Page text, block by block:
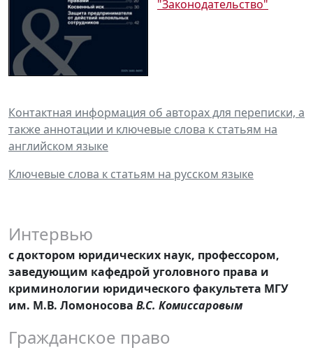
"Законодательство"
Контактная информация об авторах для переписки, а
также аннотации и ключевые слова к статьям на
английском языке
Ключевые слова к статьям на русском языке
Интервью
с доктором юридических наук, профессором,
заведующим кафедрой уголовного права и
криминологии юридического факультета МГУ
им. М.В. Ломоносова В.С. Комиссаровым
Гражданское право